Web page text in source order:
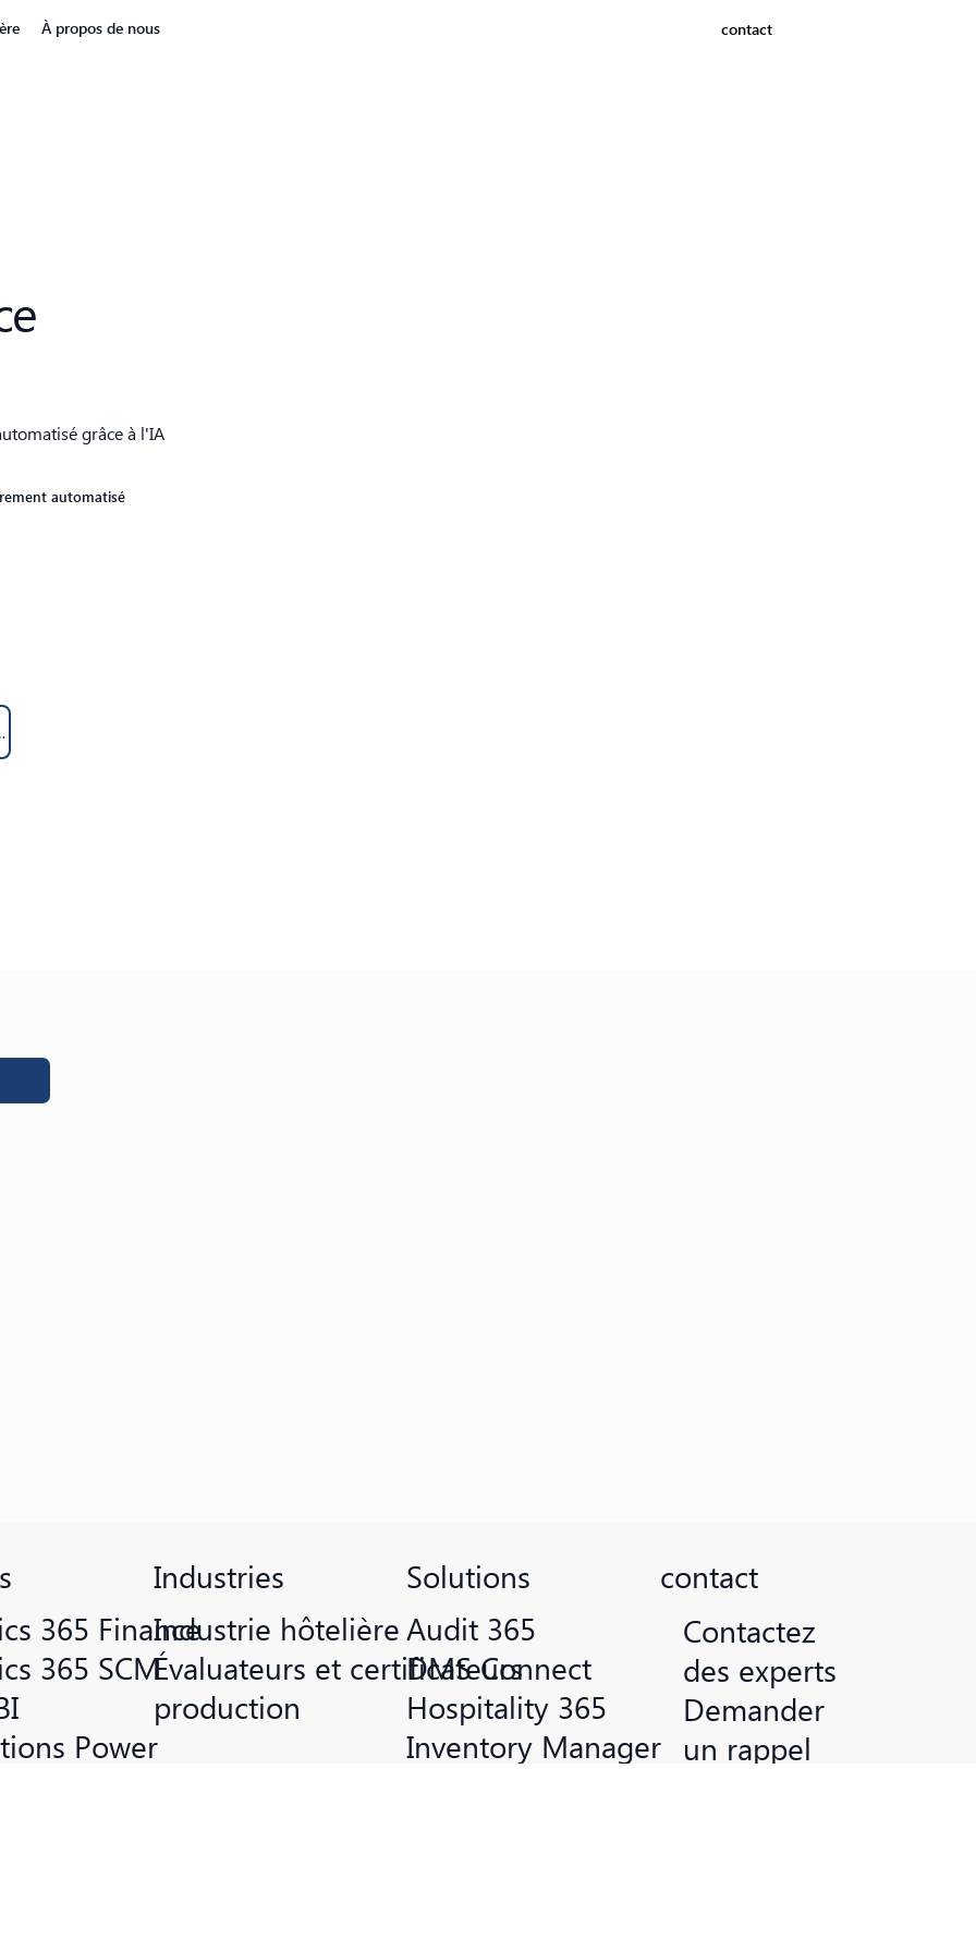
À propos de nous contact
grâce à l'IA
automatisé
365 Finance
365 SCM
Power
Industries
Industrie hôtelière
Évaluateurs et certificateurs
production
Solutions
Audit 365
DMS Connect
Hospitality 365
Inventory Manager
contact
Contactez
des experts
Demander
un rappel